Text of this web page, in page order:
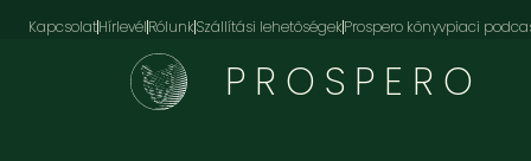
KapcsolatHírlevélRólunkSzállítási lehetőségekProspero könyvpiaci
PROSPERO